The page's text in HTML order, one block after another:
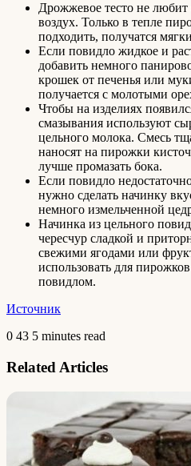
Дрожжевое тесто не
воздух. Только в тепле
подходить, получатся
Если повидло жидкое и
добавить немного
крошек от печенья или
получается с молотыми
Чтобы на изделиях
смазывания используют
цельного молока. Смесь
наносят на пирожки
лучше промазать бока.
Если повидло
нужно сделать начинку
немного измельченной
Начинка из цельного
чересчур сладкой и
свежими ягодами или
использовать для
повидлом.
Источник
0 43 5 minutes read
Related Articles